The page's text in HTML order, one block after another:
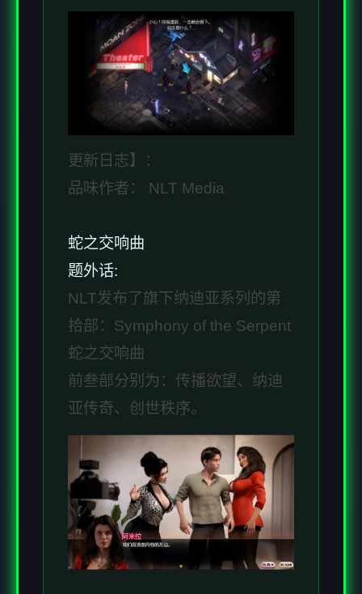
更新日志】：
品味作者： NLT Media
蛇之交响曲
题外话:
NLT发布了旗下纳迪亚系列的第
拾部：Symphony of the Serpent
蛇之交响曲
前叁部分别为：传播欲望、纳迪
亚传奇、创世秩序。